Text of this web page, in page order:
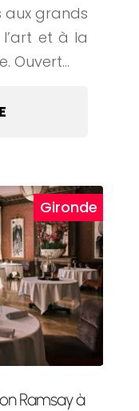
aux grands
l’art et à la
Ouvert...
Ramsay à